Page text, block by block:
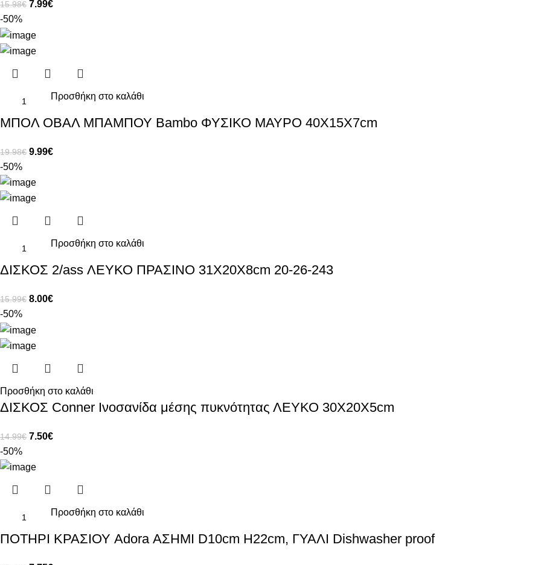
15.98€ 7.99€
-50%
Προσθήκη στο καλάθι
ΜΠΟΛ ΟΒΑΛ ΜΠΑΜΠΟΥ Bambo ΦΥΣΙΚΟ ΜΑΥΡΟ 40Χ15Χ7cm
19.98€ 9.99€
-50%
Προσθήκη στο καλάθι
ΔΙΣΚΟΣ 2/ass ΛΕΥΚΟ ΠΡΑΣΙΝΟ 31Χ20Χ8cm 20-26-243
15.99€ 8.00€
-50%
Προσθήκη στο καλάθι
ΔΙΣΚΟΣ Conner Ινοσανίδα μέσης πυκνότητας ΛΕΥΚΟ 30Χ20Χ5cm
14.99€ 7.50€
-50%
Προσθήκη στο καλάθι
ΠΟΤΗΡΙ ΚΡΑΣΙΟΥ Adora ΑΣΗΜΙ D10cm H22cm, ΓΥΑΛΙ Dishwasher proof